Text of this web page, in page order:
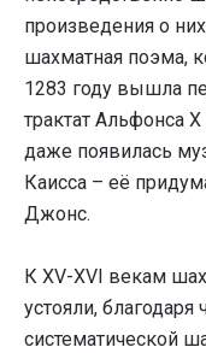
произведения о
шахматная поэма,
1283 году вышла
трактат Альфонса
даже появилась
Каисса – её
Джонс.
К XV-XVI векам
устояли, благодаря
систематической